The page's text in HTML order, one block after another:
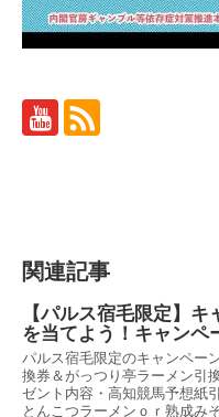
関連記事
【パルス宿毛限定】
を当てよう！キャンペ
パルス宿毛限定のキャンペー
換券＆がっつり亭ラーメン引
ゼント内容・高知競馬予想紙
とんこつラーメンｏｒ熟成み